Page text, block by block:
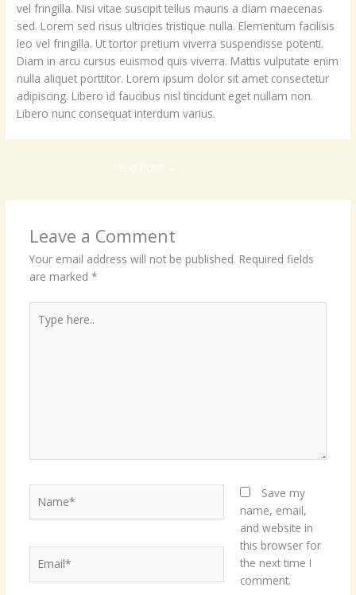
vel fringilla. Nisi vitae suscipit tellus mauris a diam maecenas
sed. Lorem sed risus ultricies tristique nulla. Elementum facilisis
leo vel fringilla. Ut tortor pretium viverra suspendisse potenti.
Diam in arcu cursus euismod quis viverra. Mattis vulputate enim
nulla aliquet porttitor. Lorem ipsum dolor sit amet consectetur
adipiscing. Libero id faucibus nisl tincidunt eget nullam non.
Libero nunc consequat interdum varius.
Next Post →
Leave a Comment
Your email address will not be published. Required fields
are marked *
here..
Save my
name, email,
and website in
this browser for
the next time I
comment.